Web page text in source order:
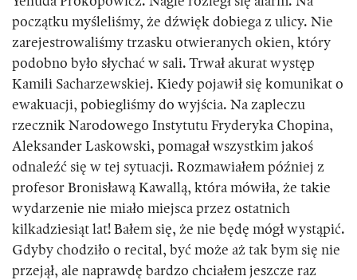
początku myśleliśmy, że dźwięk dobiega z ulicy. Nie
zarejestrowaliśmy trzasku otwieranych okien, który
podobno było słychać w sali. Trwał akurat występ
Kamili Sacharzewskiej. Kiedy pojawił się komunikat o
ewakuacji, pobiegliśmy do wyjścia. Na zapleczu
rzecznik Narodowego Instytutu Fryderyka Chopina,
Aleksander Laskowski, pomagał wszystkim jakoś
odnaleźć się w tej sytuacji. Rozmawiałem później z
profesor Bronisławą Kawallą, która mówiła, że takie
wydarzenie nie miało miejsca przez ostatnich
kilkadziesiąt lat! Bałem się, że nie będę mógł wystąpić.
Gdyby chodziło o recital, być może aż tak bym się nie
przejął, ale naprawdę bardzo chciałem jeszcze raz